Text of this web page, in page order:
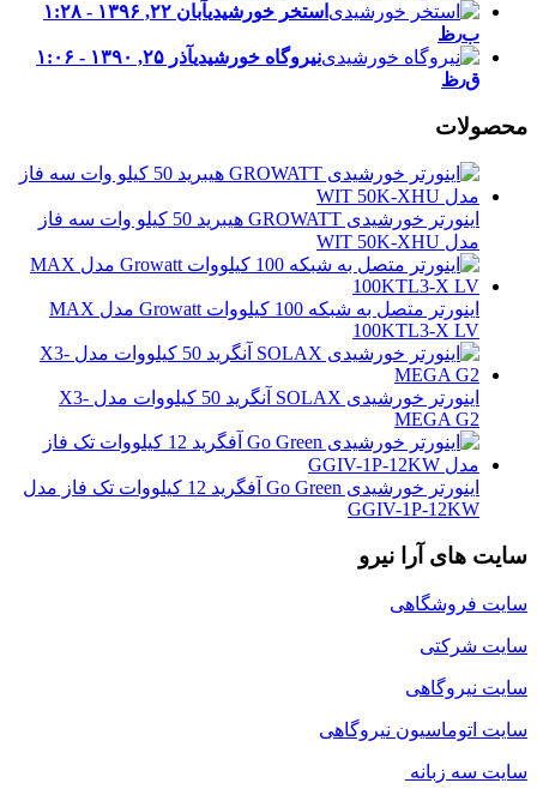
استخر خورشیدی
آبان ۲۲, ۱۳۹۶ - ۱:۲۸
ب٫ظ
نیروگاه خورشیدی
آذر ۲۵, ۱۳۹۰ - ۱:۰۶
ق٫ظ
محصولات
اینورتر خورشیدی GROWATT هیبرید 50 کیلو وات سه فاز
مدل WIT 50K-XHU
اینورتر متصل به شبکه 100 کیلووات Growatt مدل MAX
100KTL3-X LV
اینورتر خورشیدی SOLAX آنگرید 50 کیلووات مدل X3-
MEGA G2
اینورتر خورشیدی Go Green آفگرید 12 کیلووات تک فاز مدل
GGIV-1P-12KW
سایت های آرا نیرو
سایت فروشگاهی
سایت شرکتی
سایت نیروگاهی
سایت اتوماسیون نیروگاهی
سایت سه زبانه